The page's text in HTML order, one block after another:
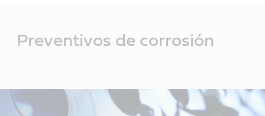
Preventivos de corrosión